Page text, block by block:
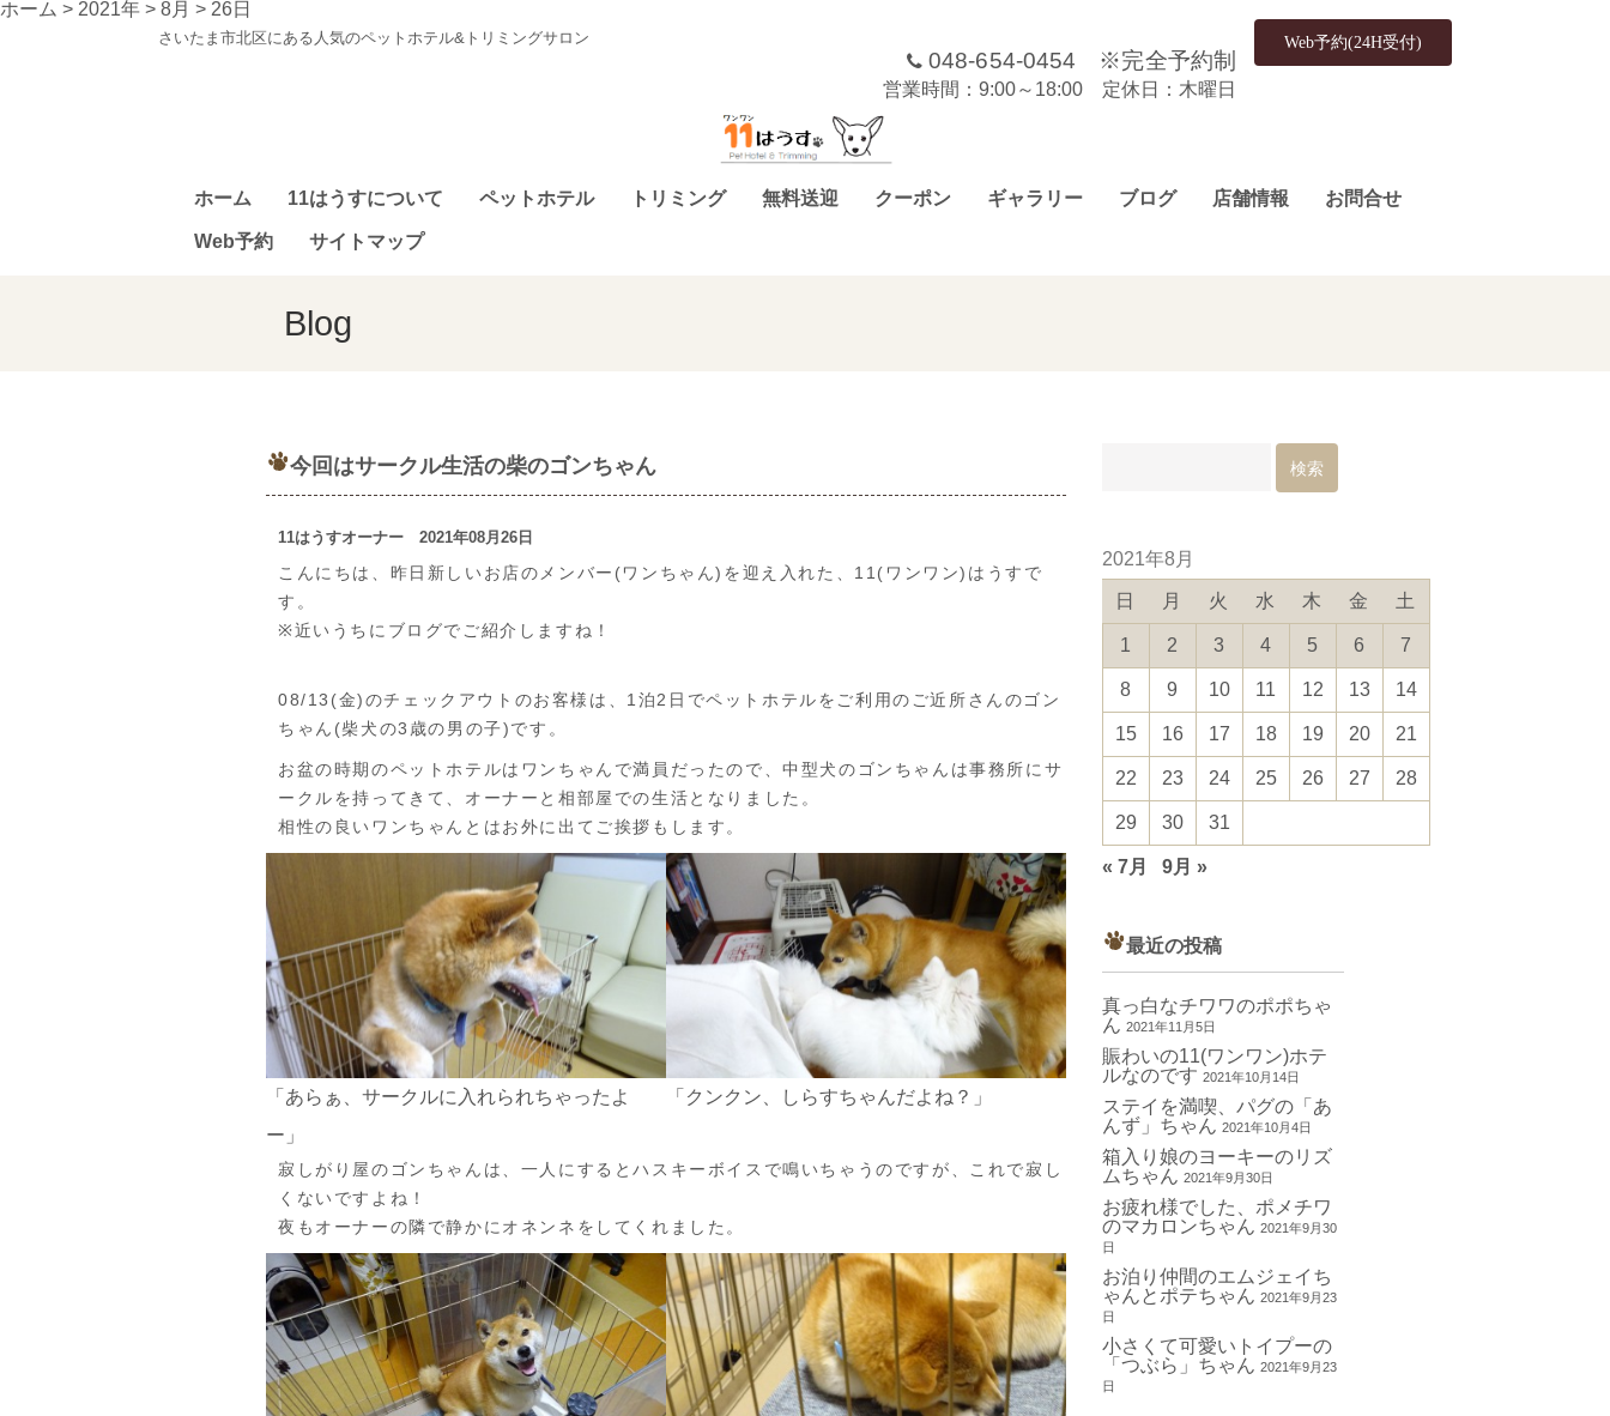
ホーム > 2021年 > 8月 > 26日
さいたま市北区にある人気のペットホテル&トリミングサロン
048-654-0454 ※完全予約制
営業時間：9:00～18:00 定休日：木曜日
Web予約(24H受付)
ホーム 11はうすについて ペットホテル トリミング 無料送迎 クーポン ギャラリー ブログ 店舗情報 お問合せ
Web予約 サイトマップ
Blog
今回はサークル生活の柴のゴンちゃん
11はうすオーナー 2021年08月26日
こんにちは、昨日新しいお店のメンバー(ワンちゃん)を迎え入れた、11(ワンワン)はうすで
す。
※近いうちにブログでご紹介しますね！
08/13(金)のチェックアウトのお客様は、1泊2日でペットホテルをご利用のご近所さんのゴン
ちゃん(柴犬の3歳の男の子)です。
お盆の時期のペットホテルはワンちゃんで満員だったので、中型犬のゴンちゃんは事務所にサ
ークルを持ってきて、オーナーと相部屋での生活となりました。
相性の良いワンちゃんとはお外に出てご挨拶もします。
「あらぁ、サークルに入れられちゃったよ
ー」
「クンクン、しらすちゃんだよね？」
寂しがり屋のゴンちゃんは、一人にするとハスキーボイスで鳴いちゃうのですが、これで寂し
くないですよね！
夜もオーナーの隣で静かにオネンネをしてくれました。
2021年8月
日 月 火 水 木 金 土
1 2 3 4 5 6 7
8 9 10 11 12 13 14
15 16 17 18 19 20 21
22 23 24 25 26 27 28
29 30 31
« 7月 9月 »
最近の投稿
真っ白なチワワのポポちゃ
ん 2021年11月5日
賑わいの11(ワンワン)ホテ
ルなのです 2021年10月14日
ステイを満喫、パグの「あ
んず」ちゃん 2021年10月4日
箱入り娘のヨーキーのリズ
ムちゃん 2021年9月30日
お疲れ様でした、ポメチワ
のマカロンちゃん 2021年9月30
日
お泊り仲間のエムジェイち
ゃんとポテちゃん 2021年9月23
日
小さくて可愛いトイプーの
「つぶら」ちゃん 2021年9月23
日